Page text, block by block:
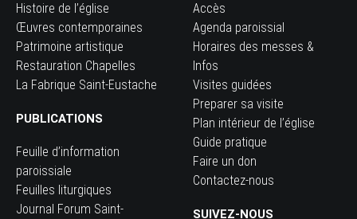
Histoire de l’église
Œuvres contemporaines
Patrimoine artistique
Restauration Chapelles
La Fabrique Saint-Eustache
PUBLICATIONS
Feuille d’information
paroissiale
Feuilles liturgiques
Journal Forum Saint-
Accès
Agenda paroissial
Horaires des messes &
Infos
Visites guidées
Preparer sa visite
Plan intérieur de l’église
Guide pratique
Faire un don
Contactez-nous
SUIVEZ-NOUS